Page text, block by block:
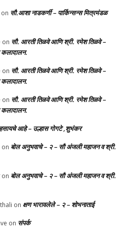
on सौ.आशा नाडकर्णी – पार्किन्सन्स मित्रमंडळ
on सौ. आरती तिळवे आणि श्री. रमेश तिळवे –
कलादालन.
on सौ. आरती तिळवे आणि श्री. रमेश तिळवे –
कलादालन.
on सौ. आरती तिळवे आणि श्री. रमेश तिळवे –
कलादालन.
हसायचे आहे – उल्हास गोगटे ,शुभंकर
on बोल अनुभवाचे – २ – सौ अंजली महाजन व श्री.
on बोल अनुभवाचे – २ – सौ अंजली महाजन व श्री.
on क्षण भारावलेले – २ – शोभनाताई
on संपर्क